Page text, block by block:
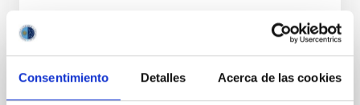
Consentimiento Detalles Acerca de las cookies